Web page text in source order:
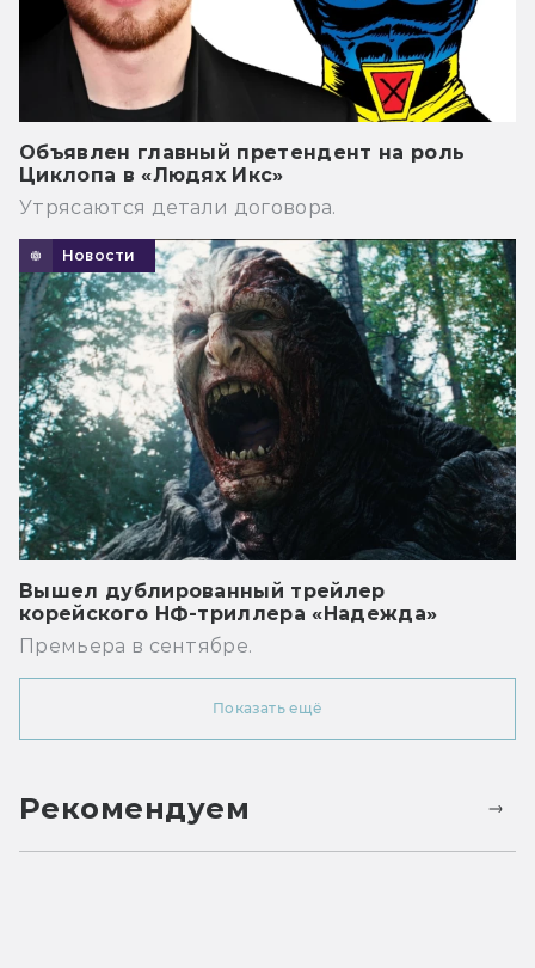
Объявлен главный претендент на роль
Циклопа в «Людях Икс»
Утрясаются детали договора.
Новости
Вышел дублированный трейлер
корейского НФ-триллера «Надежда»
Премьера в сентябре.
Показать ещё
Рекомендуем